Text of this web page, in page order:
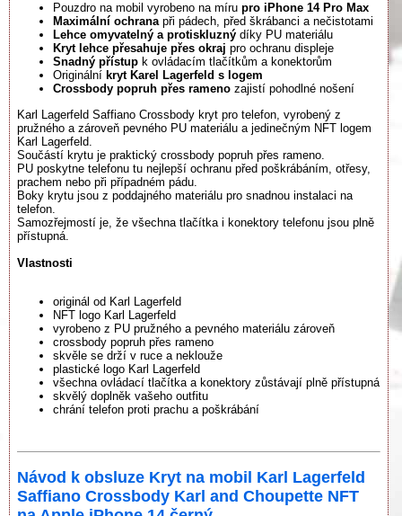
Pouzdro na mobil vyrobeno na míru pro iPhone 14 Pro Max
Maximální ochranapři pádech, před škrábanci a nečistotami
Lehce omyvatelný a protiskluzný díky PU materiálu
Kryt lehce přesahuje přes okraj pro ochranu displeje
Snadný přístup k ovládacím tlačítkům a konektorům
Originální kryt Karel Lagerfeld s logem
Crossbody popruh přes rameno zajistí pohodlné nošení
Karl Lagerfeld Saffiano Crossbody kryt pro telefon, vyrobený z
pružného a zároveň pevného PU materiálu a jedinečným NFT logem
Karl Lagerfeld.
Součástí krytu je praktický crossbody popruh přes rameno.
PU poskytne telefonu tu nejlepší ochranu před poškrábáním, otřesy,
prachem nebo při případném pádu.
Boky krytu jsou z poddajného materiálu pro snadnou instalaci na
telefon.
Samozřejmostí je, že všechna tlačítka i konektory telefonu jsou plně
přístupná.
Vlastnosti
originál od Karl Lagerfeld
NFT logo Karl Lagerfeld
vyrobeno z PU pružného a pevného materiálu zároveň
crossbody popruh přes rameno
skvěle se drží v ruce a neklouže
plastické logo Karl Lagerfeld
všechna ovládací tlačítka a konektory zůstávají plně přístupná
skvělý doplněk vašeho outfitu
chrání telefon proti prachu a poškrábání
Návod k obsluze Kryt na mobil Karl Lagerfeld
Saffiano Crossbody Karl and Choupette NFT